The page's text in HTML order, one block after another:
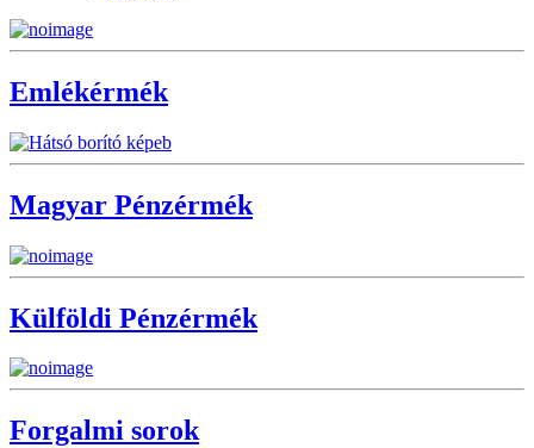
Emlékérmék
Magyar Pénzérmék
Külföldi Pénzérmék
Forgalmi sorok